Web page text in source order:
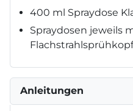
400 ml Spraydose
Spraydosen jeweils
Flachstrahlsprühkopf
Anleitungen